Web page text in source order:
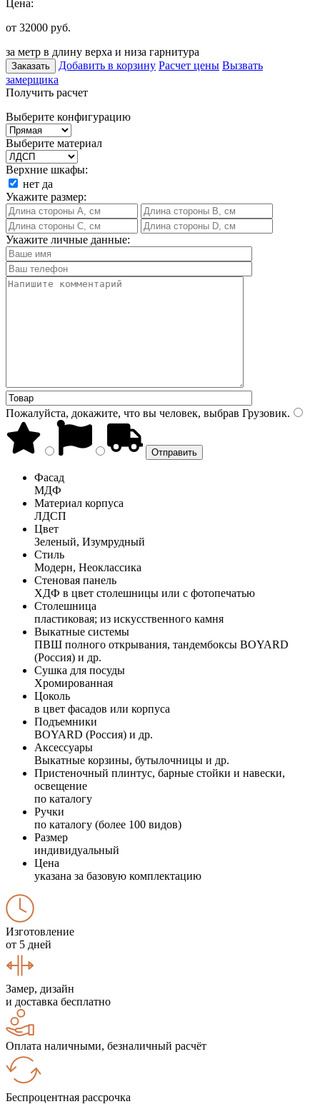
Цена:
от 32000 руб.
за метр в длину верха и низа гарнитура
Заказать Добавить в корзину Расчет цены Вызвать
замерщика
Получить расчет
Выберите конфигурацию
Выберите материал
Верхние шкафы:
нет да
Укажите размер:
Укажите личные данные:
Пожалуйста, докажите, что вы человек, выбрав Грузовик.
Фасад
МДФ
Материал корпуса
ЛДСП
Цвет
Зеленый, Изумрудный
Стиль
Модерн, Неоклассика
Стеновая панель
ХДФ в цвет столешницы или с фотопечатью
Столешница
пластиковая; из искусственного камня
Выкатные системы
ПВШ полного открывания, тандембоксы BOYARD
(Россия) и др.
Сушка для посуды
Хромированная
Цоколь
в цвет фасадов или корпуса
Подъемники
BOYARD (Россия) и др.
Аксессуары
Выкатные корзины, бутылочницы и др.
Пристеночный плинтус, барные стойки и навески,
освещение
по каталогу
Ручки
по каталогу (более 100 видов)
Размер
индивидуальный
Цена
указана за базовую комплектацию
Изготовление
от 5 дней
Замер, дизайн
и доставка бесплатно
Оплата наличными, безналичный расчёт
Беспроцентная рассрочка